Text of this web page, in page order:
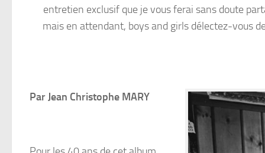
entretien exclusif que je vous ferai sans doute
mais en attendant, boys and girls délectez-vous
Par Jean Christophe MARY